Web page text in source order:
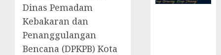
Dinas Pemadam
Kebakaran dan
Penanggulangan
Bencana (DPKPB) Kota